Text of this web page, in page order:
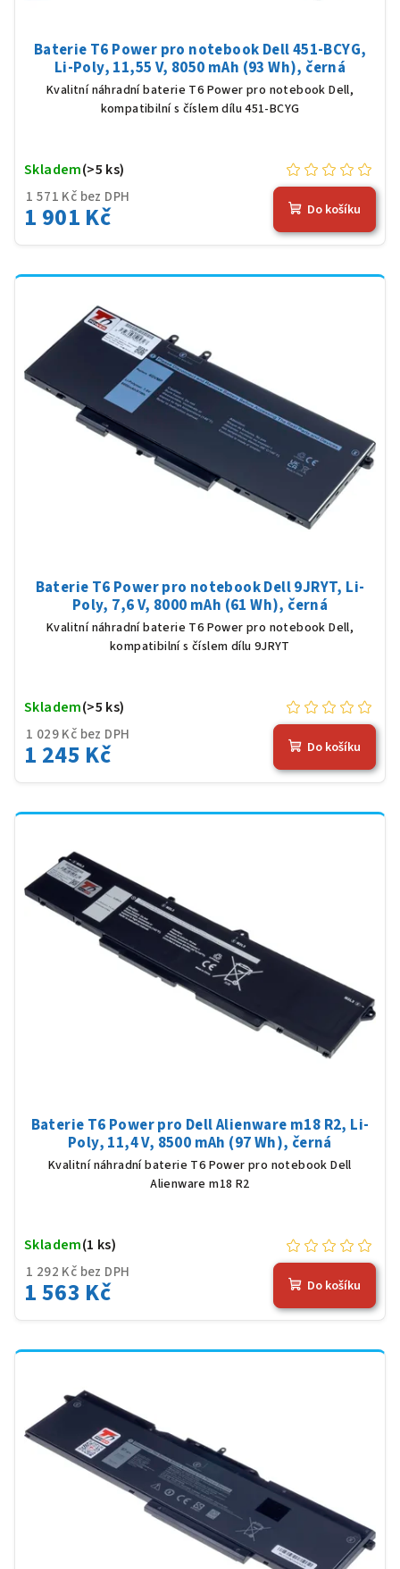
Baterie T6 Power pro notebook Dell 451-BCYG,
Li-Poly, 11,55 V, 8050 mAh (93 Wh), černá
Kvalitní náhradní baterie T6 Power pro notebook Dell,
kompatibilní s číslem dílu 451-BCYG
1 571 Kč bez DPH
1 901 Kč
Skladem(>5 ks)
Do košíku
Baterie T6 Power pro notebook Dell 9JRYT, Li-
Poly, 7,6 V, 8000 mAh (61 Wh), černá
Kvalitní náhradní baterie T6 Power pro notebook Dell,
kompatibilní s číslem dílu 9JRYT
1 029 Kč bez DPH
1 245 Kč
Skladem(>5 ks)
Do košíku
Baterie T6 Power pro Dell Alienware m18 R2, Li-
Poly, 11,4 V, 8500 mAh (97 Wh), černá
Kvalitní náhradní baterie T6 Power pro notebook Dell
Alienware m18 R2
1 292 Kč bez DPH
1 563 Kč
Skladem(1 ks)
Do košíku